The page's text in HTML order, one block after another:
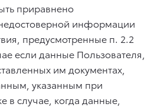
приравнено
информации
предусмотренные п. 2.2
если данные Пользователя,
им документах,
указанным при
в случае, когда данные,